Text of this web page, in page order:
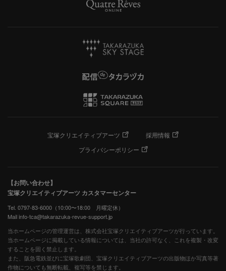
宝塚クリエイティブアーツ
採用情報
プライバシーポリシー
【お問い合わせ】
宝塚クリエイティブアーツ カスタマーセンター
Tel. 0797-83-6000（10:00〜18:00 月曜定休）
Mail info-tca@takarazuka-revue-support.jp
当ホームページの管理運営は、株式会社宝塚クリエイティブアーツが行っています。
当ホームページに掲載している情報については、当社の許可なく、これを複製・改変
することを固く禁止します。
また、阪急電鉄並びに宝塚歌劇団、宝塚クリエイティブアーツの出版物ほか写真等著
作物についても無断転載、複写等を禁じます。